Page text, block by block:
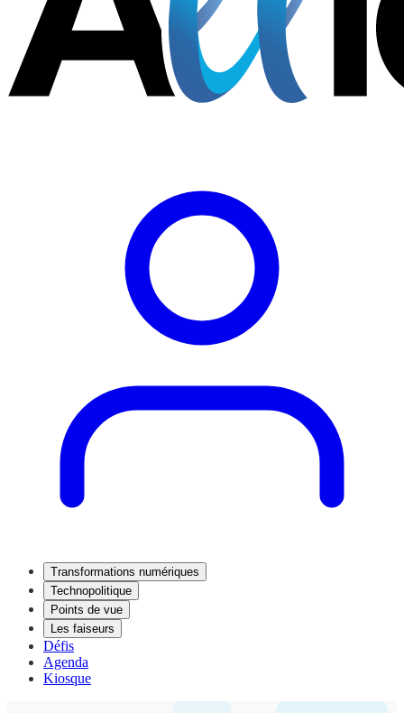
Transformations numériques
Technopolitique
Points de vue
Les faiseurs
Défis
Agenda
Kiosque